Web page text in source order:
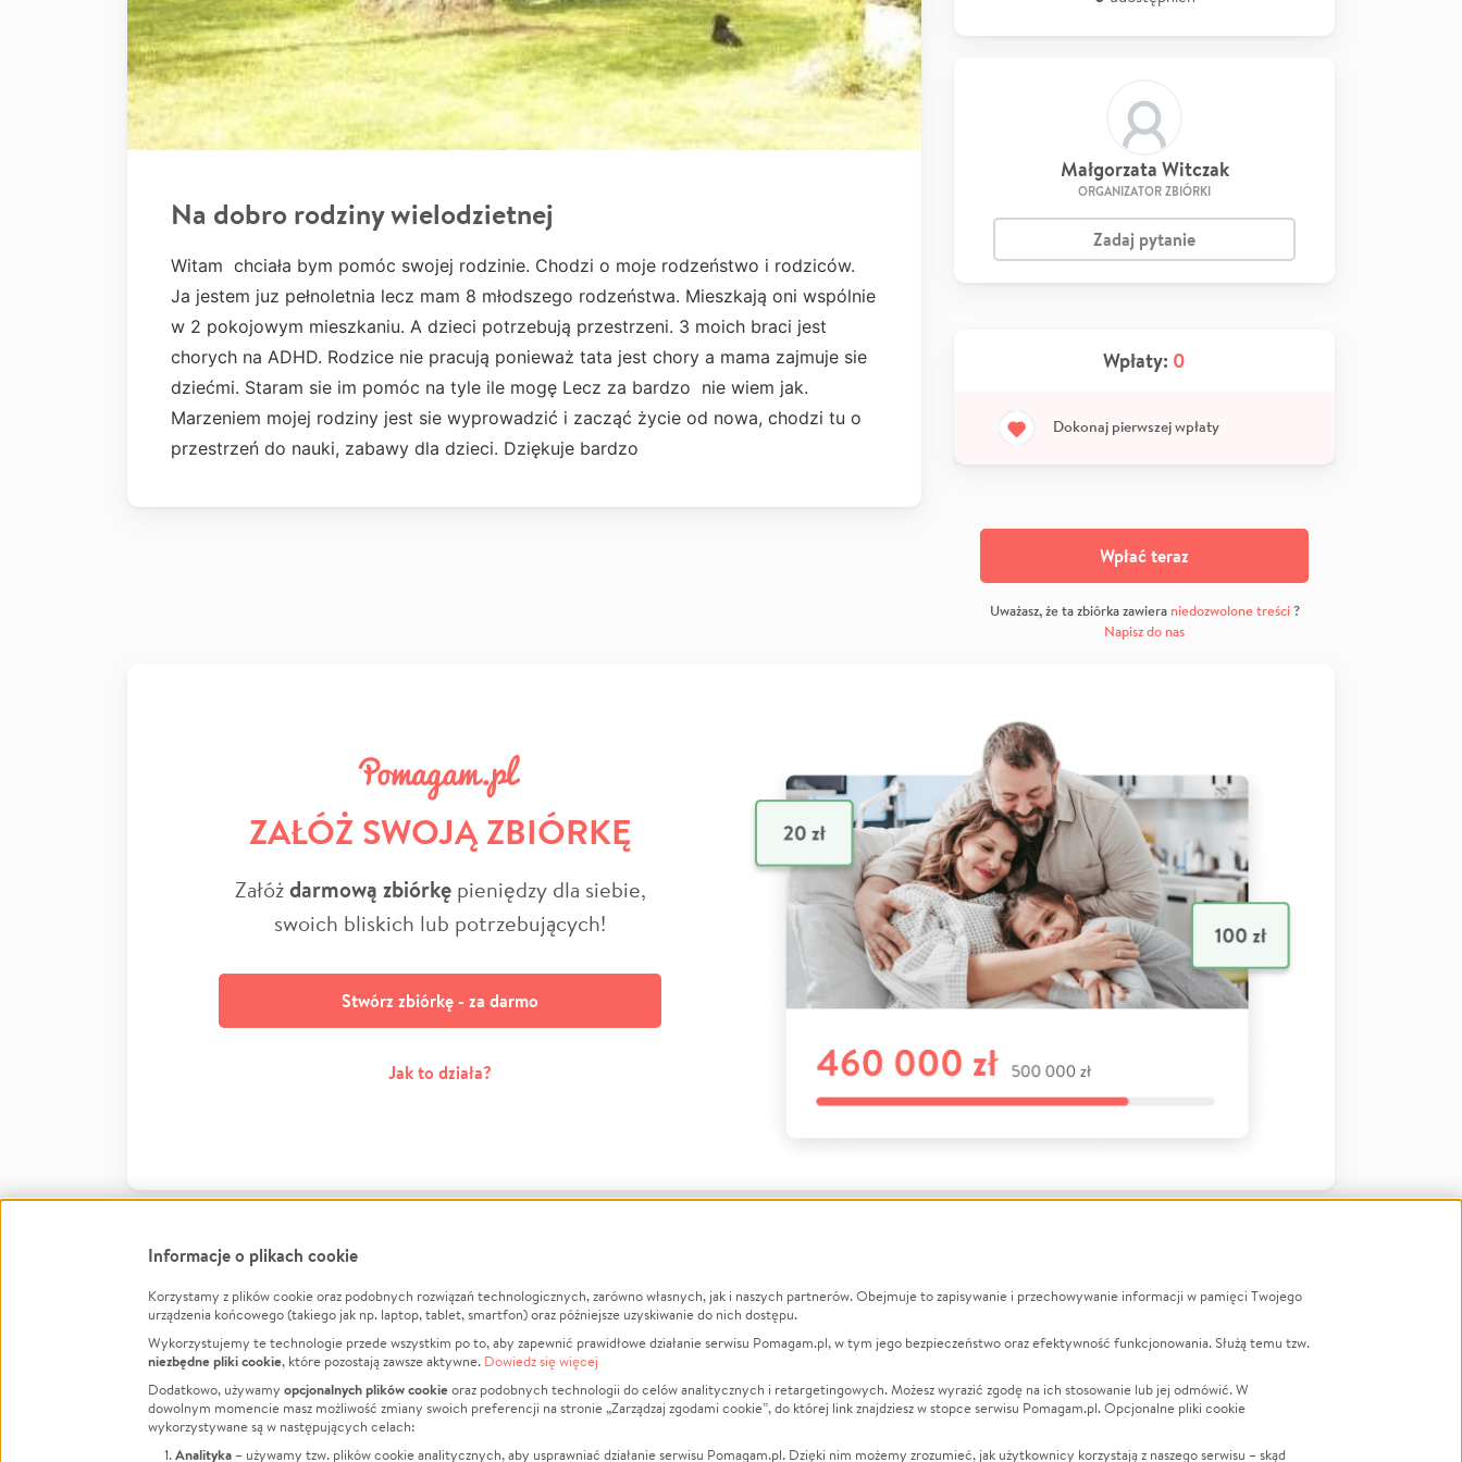
Na dobro rodziny wielodzietnej
Witam chciała bym pomóc swojej rodzinie. Chodzi o moje rodzeństwo i rodziców.
Ja jestem juz pełnoletnia lecz mam 8 młodszego rodzeństwa. Mieszkają oni wspólnie
w 2 pokojowym mieszkaniu. A dzieci potrzebują przestrzeni. 3 moich braci jest
chorych na ADHD. Rodzice nie pracują ponieważ tata jest chory a mama zajmuje sie
dziećmi. Staram sie im pomóc na tyle ile mogę Lecz za bardzo nie wiem jak.
Marzeniem mojej rodziny jest sie wyprowadzić i zacząć życie od nowa, chodzi tu o
przestrzeń do nauki, zabawy dla dzieci. Dziękuje bardzo
Małgorzata Witczak
ORGANIZATOR ZBIÓRKI
Zadaj pytanie
Wpłaty: 0
Dokonaj pierwszej wpłaty
Wpłać teraz
Uważasz, że ta zbiórka zawiera niedozwolone treści?
Napisz do nas
ZAŁÓŻ SWOJĄ ZBIÓRKĘ
Załóżdarmową zbiórkępieniędzy dla siebie,
swoich bliskich lub potrzebujących!
Stwórz zbiórkę - za darmo
Jak to działa?
FacebookTwitter Instagram
LinkedInTikTok Youtube
Informacje
Jak to działa?
Regulamin
Polityka Prywatności
O nas
Opinie
Raporty
Za darmo
Zbieraj na
Leczenie
Zwierzęta
Pożar
LGBTQ+
Powódź
Wichura
Informacje o plikach cookie
Korzystamy z plików cookie oraz podobnych rozwiązań technologicznych, zarówno własnych, jak i naszych partnerów. Obejmuje to zapisywanie i przechowywanie informacji w pamięci Twojego
urządzenia końcowego (takiego jak np. laptop, tablet, smartfon) oraz późniejsze uzyskiwanie do nich dostępu.
Wykorzystujemy te technologie przede wszystkim po to, aby zapewnić prawidłowe działanie serwisu Pomagam.pl, w tym jego bezpieczeństwo oraz efektywność funkcjonowania. Służą temu tzw.
niezbędne pliki cookie, które pozostają zawsze aktywne. Dowiedz się więcej
Dodatkowo, używamy opcjonalnych plików cookieoraz podobnych technologii do celów analitycznych i retargetingowych. Możesz wyrazić zgodę na ich stosowanie lub jej odmówić. W
dowolnym momencie masz możliwość zmiany swoich preferencji na stronie „Zarządzaj zgodami cookie”, do której link znajdziesz w stopce serwisu Pomagam.pl. Opcjonalne pliki cookie
wykorzystywane są w następujących celach:
Analityka – używamy tzw. plików cookie analitycznych, aby usprawniać działanie serwisu Pomagam.pl. Dzięki nim możemy zrozumieć, jak użytkownicy korzystają z naszego serwisu – skąd